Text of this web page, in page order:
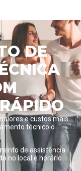
DE
e custos mais
técnico o
de assistência
no local e horário